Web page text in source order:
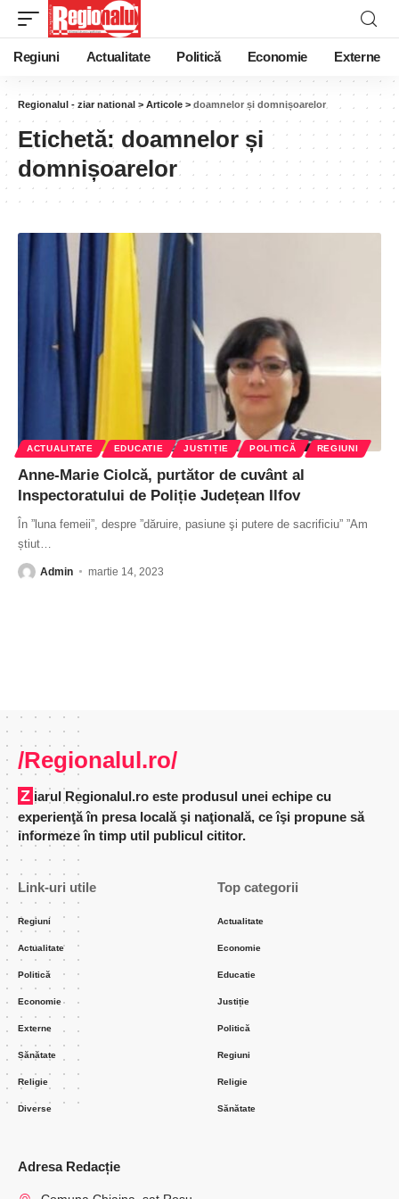
Regiuni Actualitate Politică Economie Externe
Regionalul - ziar national > Articole > doamnelor și domnișoarelor
Etichetă: doamnelor și
domnișoarelor
ACTUALITATE EDUCATIE JUSTIȚIE POLITICĂ REGIUNI
Anne-Marie Ciolcă, purtător de cuvânt al
Inspectoratului de Poliție Județean Ilfov
În ”luna femeii”, despre ”dăruire, pasiune şi putere de sacrificiu” ”Am
știut
Admin martie 14, 2023
/Regionalul.ro/
Ziarul Regionalul.ro este produsul unei echipe cu
experienţă în presa locală şi naţională, ce îşi propune să
informeze în timp util publicul cititor.
Link-uri utile
Regiuni
Actualitate
Politică
Economie
Externe
Sănătate
Religie
Diverse
Top categorii
Actualitate
Economie
Educatie
Justiție
Politică
Regiuni
Religie
Sănătate
Adresa Redacție